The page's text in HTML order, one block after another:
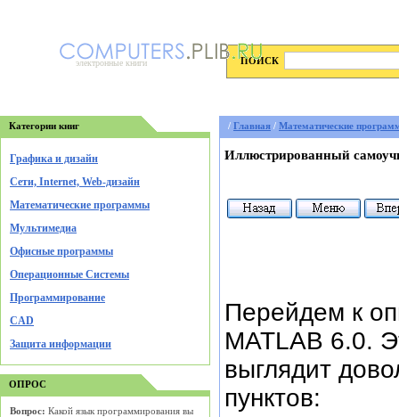
электронные книги ПОИСК
Категории книг
Графика и дизайн
Cети, Internet, Web-дизайн
Математические программы
Мультимедиа
Офисные программы
Операционные Системы
Программирование
CAD
Защита информации
ОПРОС
Вопрос: Какой язык программирования вы
/ Главная / Математические
Иллюстрированный
Перейдем к
MATLAB 6.0.
выглядит
пунктов: